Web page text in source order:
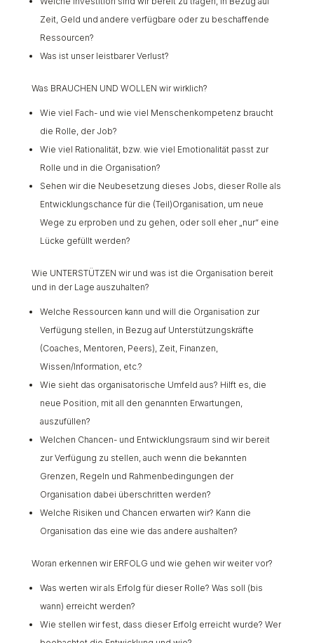
Zeit, Geld und andere verfügbare oder zu beschaffende
Ressourcen?
Was ist unser leistbarer Verlust?
Was BRAUCHEN UND WOLLEN wir wirklich?
Wie viel Fach- und wie viel Menschenkompetenz braucht
die Rolle, der Job?
Wie viel Rationalität, bzw. wie viel Emotionalität passt zur
Rolle und in die Organisation?
Sehen wir die Neubesetzung dieses Jobs, dieser Rolle als
Entwicklungschance für die (Teil)Organisation, um neue
Wege zu erproben und zu gehen, oder soll eher „nur“ eine
Lücke gefüllt werden?
Wie UNTERSTÜTZEN wir und was ist die Organisation bereit
und in der Lage auszuhalten?
Welche Ressourcen kann und will die Organisation zur
Verfügung stellen, in Bezug auf Unterstützungskräfte
(Coaches, Mentoren, Peers), Zeit, Finanzen,
Wissen/Information, etc.?
Wie sieht das organisatorische Umfeld aus? Hilft es, die
neue Position, mit all den genannten Erwartungen,
auszufüllen?
Welchen Chancen- und Entwicklungsraum sind wir bereit
zur Verfügung zu stellen, auch wenn die bekannten
Grenzen, Regeln und Rahmenbedingungen der
Organisation dabei überschritten werden?
Welche Risiken und Chancen erwarten wir? Kann die
Organisation das eine wie das andere aushalten?
Woran erkennen wir ERFOLG und wie gehen wir weiter vor?
Was werten wir als Erfolg für dieser Rolle? Was soll (bis
wann) erreicht werden?
Wie stellen wir fest, dass dieser Erfolg erreicht wurde? Wer